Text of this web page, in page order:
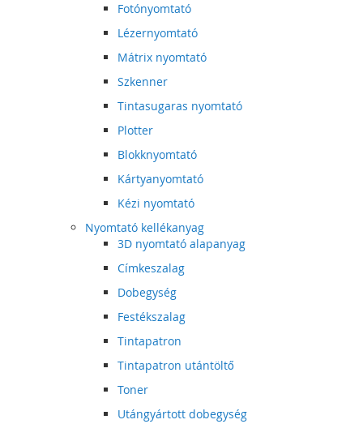
Fotónyomtató
Lézernyomtató
Mátrix nyomtató
Szkenner
Tintasugaras nyomtató
Plotter
Blokknyomtató
Kártyanyomtató
Kézi nyomtató
Nyomtató kellékanyag
3D nyomtató alapanyag
Címkeszalag
Dobegység
Festékszalag
Tintapatron
Tintapatron utántöltő
Toner
Utángyártott dobegység